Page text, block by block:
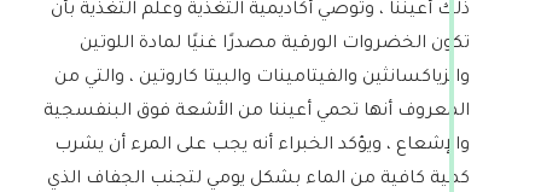
ذلك أعيننا ، وتوصي أكاديمية التغذية وعلم التغذية بأن
تكون الخضروات الورقية مصدرًا غنيًا لمادة اللوتين
والزياكسانثين والفيتامينات والبيتا كاروتين ، والتي من
المعروف أنها تحمي أعيننا من الأشعة فوق البنفسجية
والإشعاع ، و‏يؤكد الخبراء أنه يجب على المرء أن يشرب
كمية كافية من الماء بشكل يومي لتجنب الجفاف الذي